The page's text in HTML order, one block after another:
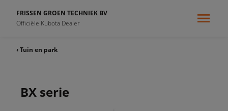
FRISSEN GROEN TECHNIEK BV
Officiële Kubota Dealer
‹ Tuin en park
BX serie